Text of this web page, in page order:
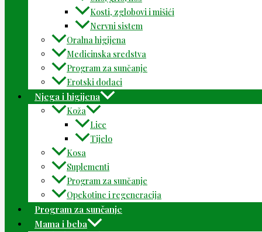
Kosti, zglobovi i mišići
Nervni sistem
Oralna higijena
Medicinska sredstva
Program za sunčanje
Erotski dodaci
Njega i higijena
Koža
Lice
Tijelo
Kosa
Suplementi
Program za sunčanje
Opekotine i regeneracija
Program za sunčanje
Mama i beba